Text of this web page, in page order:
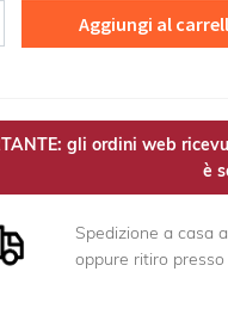
Aggiungi al
gli ordini web
è
Spedizione a casa
oppure ritiro